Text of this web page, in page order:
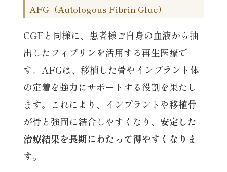
AFG（Autologous Fibrin Glue）
CGFと同様に、患者様ご自身の血液から抽
出したフィブリンを活用する再生医療で
す。AFGは、移植した骨やインプラント体
の定着を強力にサポートする役割を果たし
ます。これにより、インプラントや移植骨
が骨と強固に結合しやすくなり、 安定した
治療結果を長期にわたって得やすくなりま
す。